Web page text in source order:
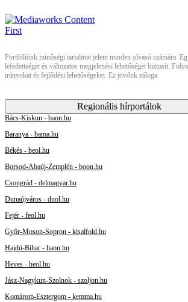
Portfóliónk minőségi tartalmat jelent minden olvasó számára.
lefedettséget és változatos megjelenési lehetőséget biztosít.
irányokat és fejlődési lehetőségeket. Ez jövőnk záloga.
Regionális hírportálok
Bács-Kiskun - baon.hu
Baranya - bama.hu
Békés - beol.hu
Borsod-Abaúj-Zemplén - boon.hu
Csongrád - delmagyar.hu
Dunaújváros - duol.hu
Fejér - feol.hu
Győr-Moson-Sopron - kisalfold.hu
Hajdú-Bihar - haon.hu
Heves - heol.hu
Jász-Nagykun-Szolnok - szoljon.hu
Komárom-Esztergom - kemma.hu